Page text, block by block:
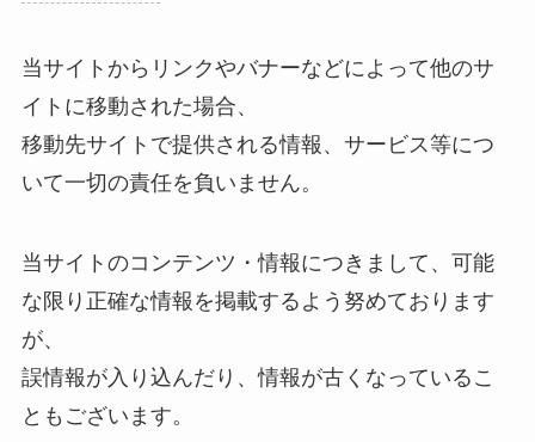
当サイトからリンクやバナーなどによって他のサ
イトに移動された場合、
移動先サイトで提供される情報、サービス等につ
いて一切の責任を負いません。
当サイトのコンテンツ・情報につきまして、可能
な限り正確な情報を掲載するよう努めております
が、
誤情報が入り込んだり、情報が古くなっているこ
ともございます。